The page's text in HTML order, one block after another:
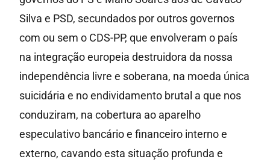
Silva e PSD, secundados por outros governos
com ou sem o CDS-PP, que envolveram o país
na integração europeia destruidora da nossa
independência livre e soberana, na moeda única
suicidária e no endividamento brutal a que nos
conduziram, na cobertura ao aparelho
especulativo bancário e financeiro interno e
externo, cavando esta situação profunda e